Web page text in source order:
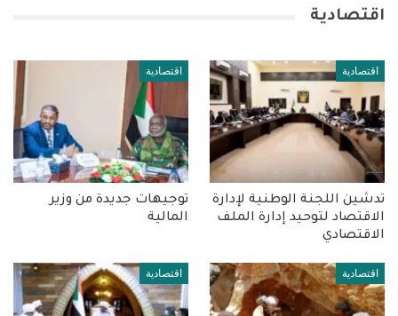
اقتصادية
اقتصادية
تدشين اللجنة الوطنية لإدارة
الاقتصاد لتوحيد إدارة الملف
الاقتصادي
اقتصادية
توجيهات جديدة من وزير
المالية
اقتصادية اقتصادية